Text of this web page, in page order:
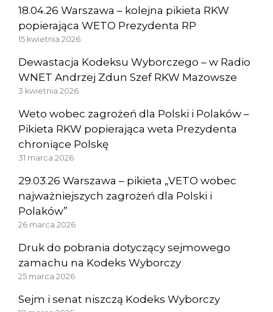
18.04.26 Warszawa – kolejna pikieta RKW
popierająca WETO Prezydenta RP
15 kwietnia 2026
Dewastacja Kodeksu Wyborczego – w Radio
WNET Andrzej Zdun Szef RKW Mazowsze
3 kwietnia 2026
Weto wobec zagrożeń dla Polski i Polaków –
Pikieta RKW popierająca weta Prezydenta
chroniące Polskę
31 marca 2026
29.03.26 Warszawa – pikieta „VETO wobec
najważniejszych zagrożeń dla Polski i
Polaków”
26 marca 2026
Druk do pobrania dotyczący sejmowego
zamachu na Kodeks Wyborczy
25 marca 2026
Sejm i senat niszczą Kodeks Wyborczy